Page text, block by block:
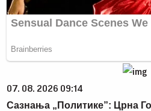
07. 08. 2026 09:14
Сазнања „Политике”: Црна